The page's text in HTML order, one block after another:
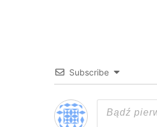
Subscribe